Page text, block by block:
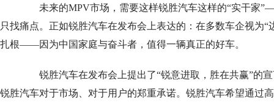
未来的MPV市场，需要这样锐胜汽车这样的“实干家
只找痛点。正如锐胜汽车在发布会上表达的：在多数车企视为
扎根——因为中国家庭与奋斗者，值得一辆真正的好车。
锐胜汽车在发布会上提出了“锐意进取，胜在共赢”的宣
锐胜汽车对于市场、对于用户的郑重承诺。锐胜汽车希望通过